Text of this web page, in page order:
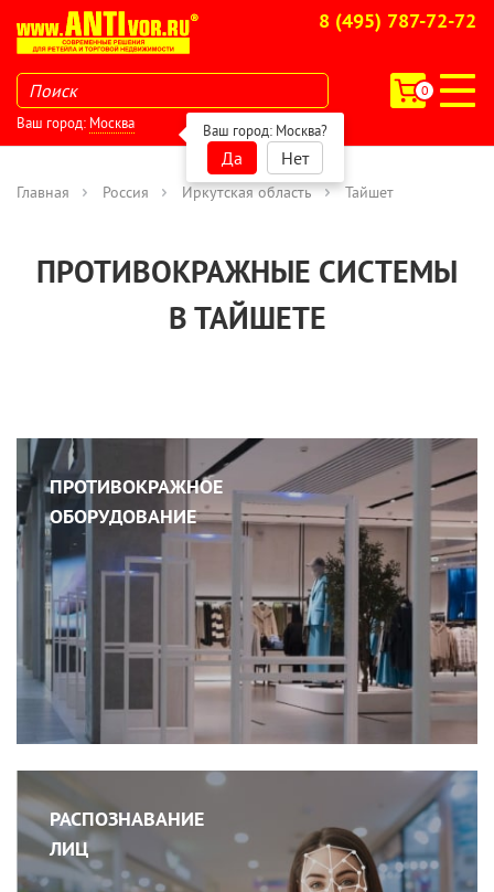
8 (495) 787-72-72
0
Ваш город: Москва Ваш город: Москва?
Да Нет
Главная Россия Иркутская область Тайшет
ПРОТИВОКРАЖНЫЕ СИСТЕМЫ
В ТАЙШЕТЕ
ПРОТИВОКРАЖНОЕ
ОБОРУДОВАНИЕ
РАСПОЗНАВАНИЕ
ЛИЦ